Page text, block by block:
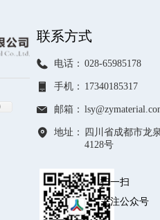
电话： 028-65985178
手机： 17340185317
邮箱：
地址：
四川省成都市龙
4128号
联系方式
扫一扫
关注公众号